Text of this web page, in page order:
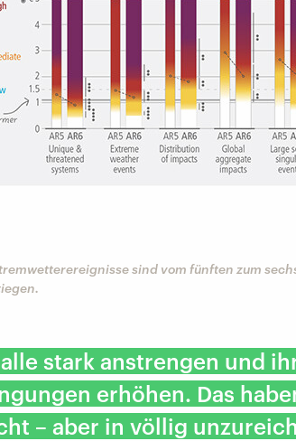
sind vom fünften zum
stark anstrengen und
erhöhen. Das
– aber in völlig